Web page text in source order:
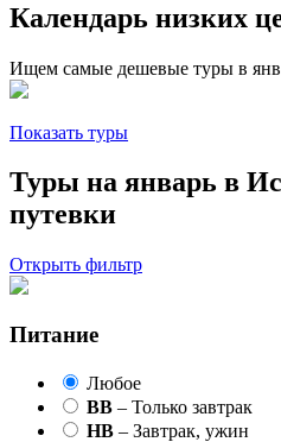
Календарь низких
Ищем самые дешевые туры в
Показать туры
Туры на январь в
путевки
Открыть фильтр
Питание
Любое
BB – Только завтрак
HB – Завтрак, ужин